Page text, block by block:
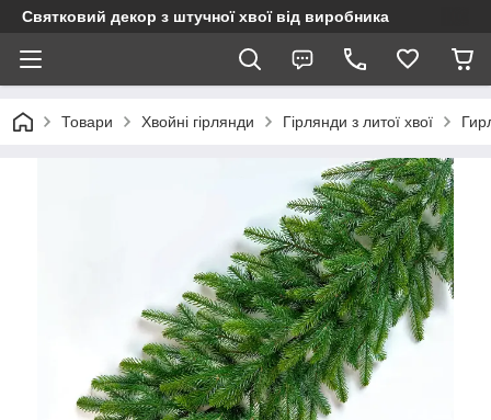
Святковий декор з штучної хвої від виробника
Товари Хвойні гірлянди Гірлянди з литої хвої